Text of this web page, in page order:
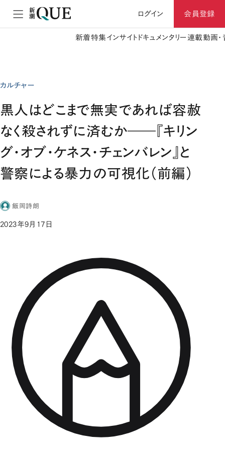
ログイン 会員登録
新着特集 インサイト ドキュメンタリー 連載動画
カルチャー
黒人はどこまで無実であれば容赦
なく殺されずに済むか――『キリン
グ・オブ・ケネス・チェンバレン』と
警察による暴力の可視化（前編）
飯岡詩朗
2023年9月17日